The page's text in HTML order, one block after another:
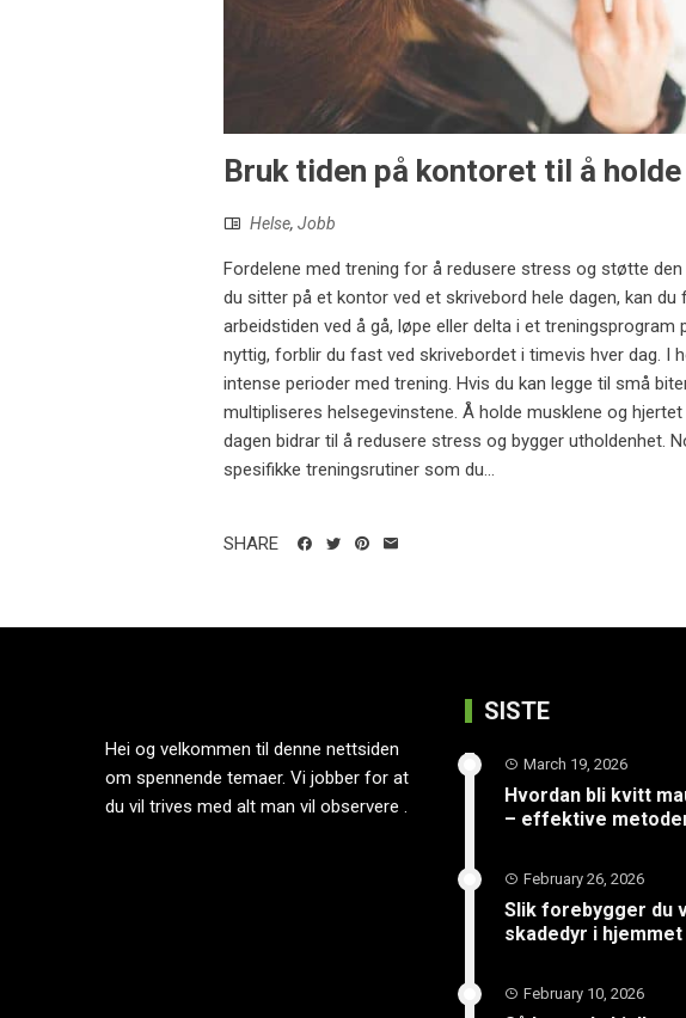
Bruk tiden på kontoret til å
Helse, Jobb
Fordelene med trening for å redusere stress og støtte
du sitter på et kontor ved et skrivebord hele dagen, kan
arbeidstiden ved å gå, løpe eller delta i et
nyttig, forblir du fast ved skrivebordet i timevis hver dag. I
intense perioder med trening. Hvis du kan legge til små
multipliseres helsegevinstene. Å holde musklene og
dagen bidrar til å redusere stress og bygger utholdenhet.
spesifikke treningsrutiner som du...
SHARE
Hei og velkommen til denne nettsiden
om spennende temaer. Vi jobber for at
du vil trives med alt man vil observere .
SISTE
March 19, 2026
Hvordan bli kvitt
– effektive
February 26, 2026
Slik forebygger du
skadedyr i
February 10, 2026